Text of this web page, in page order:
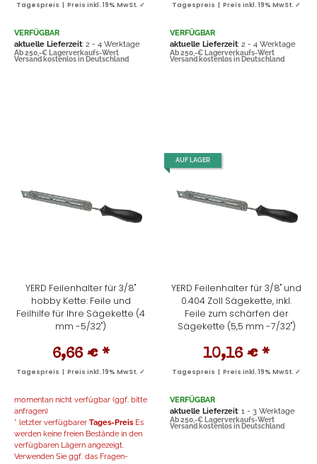
Tagespreis | Preis inkl. 19% MwSt. ✓
VERFÜGBAR
aktuelle Lieferzeit: 2 - 4 Werktage
Ab 250,-€ Lagerverkaufs-Wert
Versand kostenlos in Deutschland
Tagespreis | Preis inkl. 19% MwSt. ✓
VERFÜGBAR
aktuelle Lieferzeit: 2 - 4 Werktage
Ab 250,-€ Lagerverkaufs-Wert
Versand kostenlos in Deutschland
YERD Feilenhalter für 3/8"
hobby Kette: Feile und
Feilhilfe für Ihre Sägekette (4
mm -5/32")
6,66 € *
Tagespreis | Preis inkl. 19% MwSt. ✓
momentan nicht verfügbar (ggf. bitte
anfragen)
* letzter verfügbarer Tages-Preis Es
werden keine freien Bestände in den
verfügbaren Lägern angezeigt.
Verwenden Sie ggf. das Fragen-
AUF LAGER
YERD Feilenhalter für 3/8" und
0.404 Zoll Sägekette, inkl.
Feile zum schärfen der
Sägekette (5,5 mm -7/32")
10,16 € *
Tagespreis | Preis inkl. 19% MwSt. ✓
VERFÜGBAR
aktuelle Lieferzeit: 1 - 3 Werktage
Ab 250,-€ Lagerverkaufs-Wert
Versand kostenlos in Deutschland